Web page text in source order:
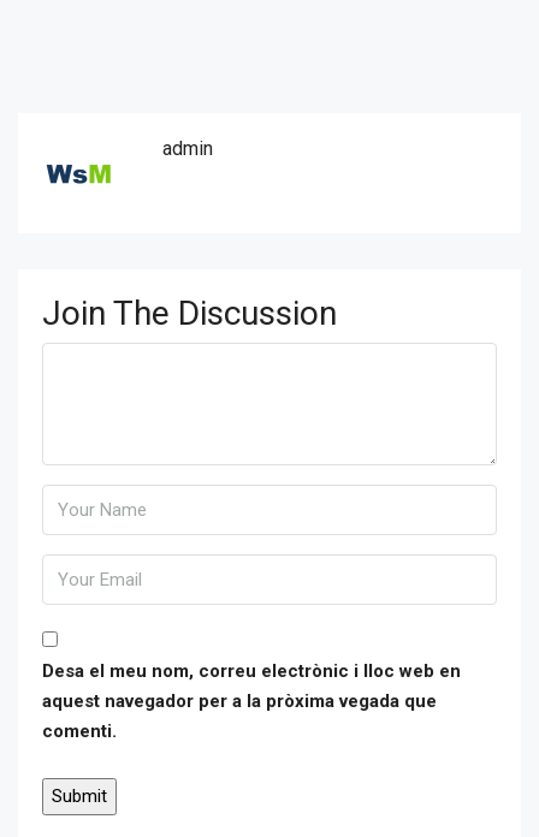
admin
Join The Discussion
Desa el meu nom, correu electrònic i lloc web en
aquest navegador per a la pròxima vegada que
comenti.